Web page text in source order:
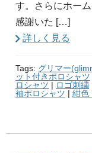
す。さらにホー
感謝いた […]
詳しく見る
Tags: グリマー
ット付きポロシャツ
ロシャツ | ロゴ刺繍
袖ポロシャツ | 紺色